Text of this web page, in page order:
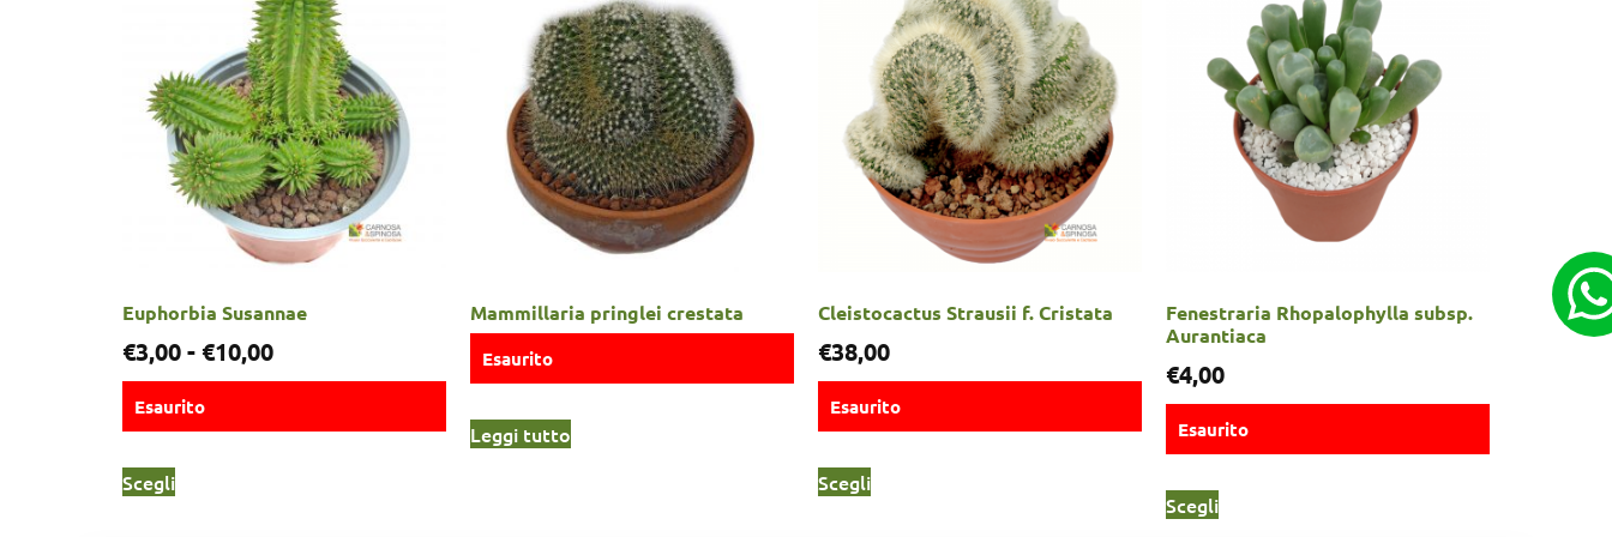
Euphorbia Susannae
€3,00- €10,00
Esaurito
Scegli
Mammillaria pringlei crestata
Esaurito
Leggi tutto
Cleistocactus Strausii f. Cristata
€38,00
Esaurito
Scegli
Fenestraria Rhopalophylla subsp.
Aurantiaca
€4,00
Esaurito
Scegli